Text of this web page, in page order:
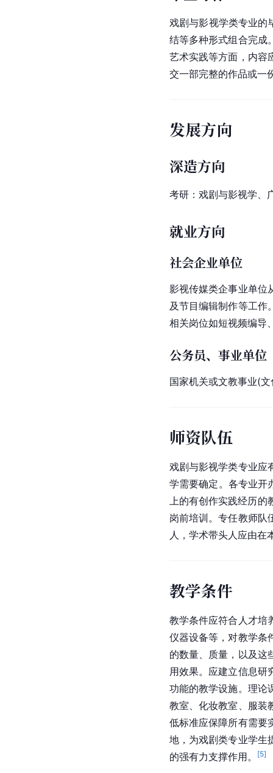
戏剧与影视学类专业的
结等多种形式组合完成
艺术实践等方面，内容
交一部完整的作品或一
发展方向
深造方向
考研：戏剧与影视学、
就业方向
社会企业单位
影视传媒类企事业单位
及节目编辑制作等工作
相关岗位如短视频编导
公务员、事业单位
国家机关或文教事业(
师资队伍
戏剧与影视学类专业应
学需要确定。各专业开
上的有创作实践经历
岗前培训。专任教师队
人，学术带头人应由在
教学条件
教学条件应符合人才培
仪器设备等，对教学条
的数量、质量，以及这
用效果。应建立信息研
功能的教学设施。理论
教室、化妆教室、服装
低标准应保障所有需要
地，为戏剧类专业学生
的强有力支撑作用。
[5]